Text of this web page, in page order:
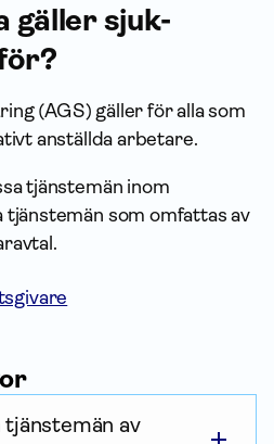
gäller sjuk­
(AGS) gäller för alla som
anställda arbetare.
tjänstemän inom
tjänstemän som omfattas av
av